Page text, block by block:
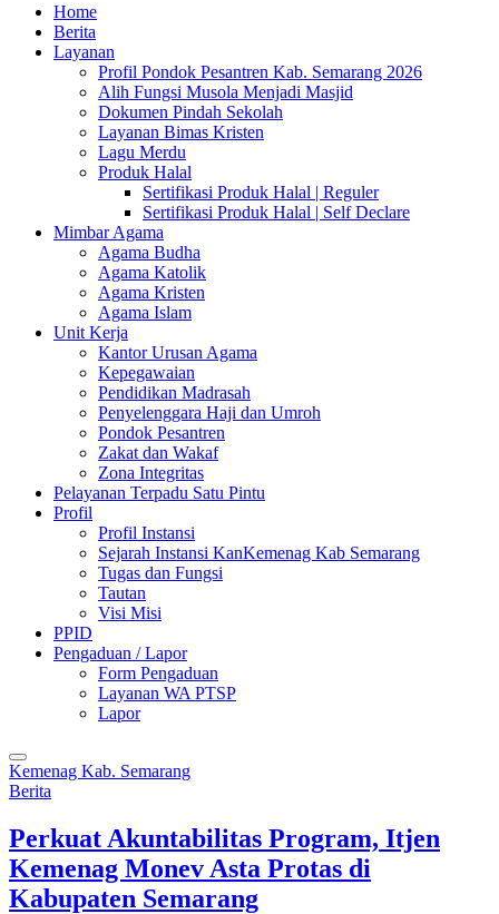
Home
Berita
Layanan
Profil Pondok Pesantren Kab. Semarang 2026
Alih Fungsi Musola Menjadi Masjid
Dokumen Pindah Sekolah
Layanan Bimas Kristen
Lagu Merdu
Produk Halal
Sertifikasi Produk Halal | Reguler
Sertifikasi Produk Halal | Self Declare
Mimbar Agama
Agama Budha
Agama Katolik
Agama Kristen
Agama Islam
Unit Kerja
Kantor Urusan Agama
Kepegawaian
Pendidikan Madrasah
Penyelenggara Haji dan Umroh
Pondok Pesantren
Zakat dan Wakaf
Zona Integritas
Pelayanan Terpadu Satu Pintu
Profil
Profil Instansi
Sejarah Instansi KanKemenag Kab Semarang
Tugas dan Fungsi
Tautan
Visi Misi
PPID
Pengaduan / Lapor
Form Pengaduan
Layanan WA PTSP
Lapor
Kemenag Kab. Semarang
Berita
Perkuat Akuntabilitas Program, Itjen
Kemenag Monev Asta Protas di
Kabupaten Semarang